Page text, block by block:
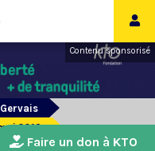
Contenu sponsorisé
2019
Faire un don à KTO